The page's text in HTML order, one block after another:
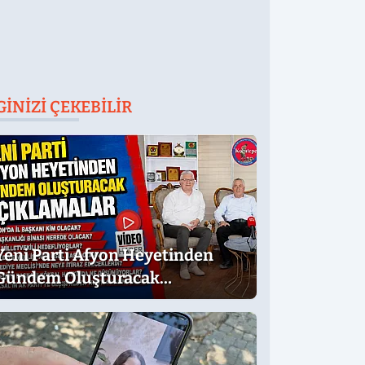
ÇEKEBILIR
Parti Afyon Heyetinden
Oluşturacak